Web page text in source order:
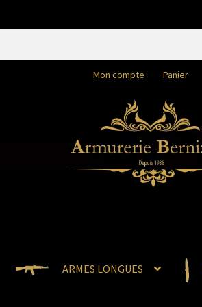
Mon compte Panier
ARMES LONGUES